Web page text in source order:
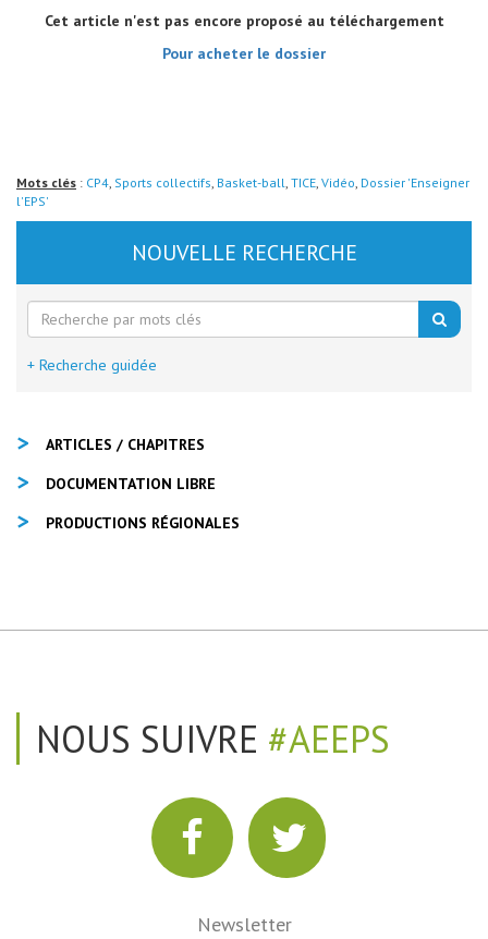
Cet article n'est pas encore proposé au téléchargement
Pour acheter le dossier
Mots clés : CP4, Sports collectifs, Basket-ball, TICE, Vidéo, Dossier 'Enseigner
l'EPS'
NOUVELLE RECHERCHE
+ Recherche guidée
ARTICLES / CHAPITRES
DOCUMENTATION LIBRE
PRODUCTIONS RÉGIONALES
NOUS SUIVRE #AEEPS
Newsletter